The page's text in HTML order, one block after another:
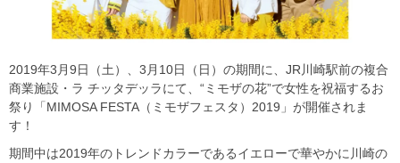
2019年3月9日（土）、3月10日（日）の期間に、JR川崎駅前の複合
商業施設・ラ チッタデッラにて、“ミモザの花”で女性を祝福するお
祭り「MIMOSA FESTA（ミモザフェスタ）2019」が開催されま
す！
期間中は2019年のトレンドカラーであるイエローで華やかに川崎の